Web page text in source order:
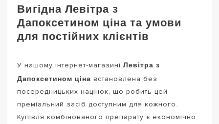
Вигідна Левітра з
Дапоксетином ціна та умови
для постійних клієнтів
У нашому інтернет-магазині Левітра з
Дапоксетином ціна встановлена без
посередницьких націнок, що робить цей
преміальний засіб доступним для кожного.
Купівля комбінованого препарату є економічно